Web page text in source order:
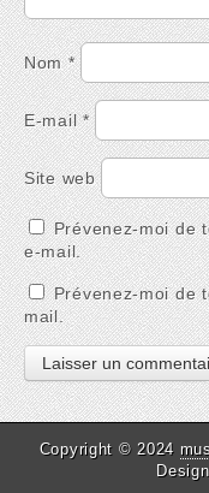
Nom*
E-mail*
Site web
Prévenez-moi de
e-mail.
Prévenez-moi de
mail.
Copyright © 2024